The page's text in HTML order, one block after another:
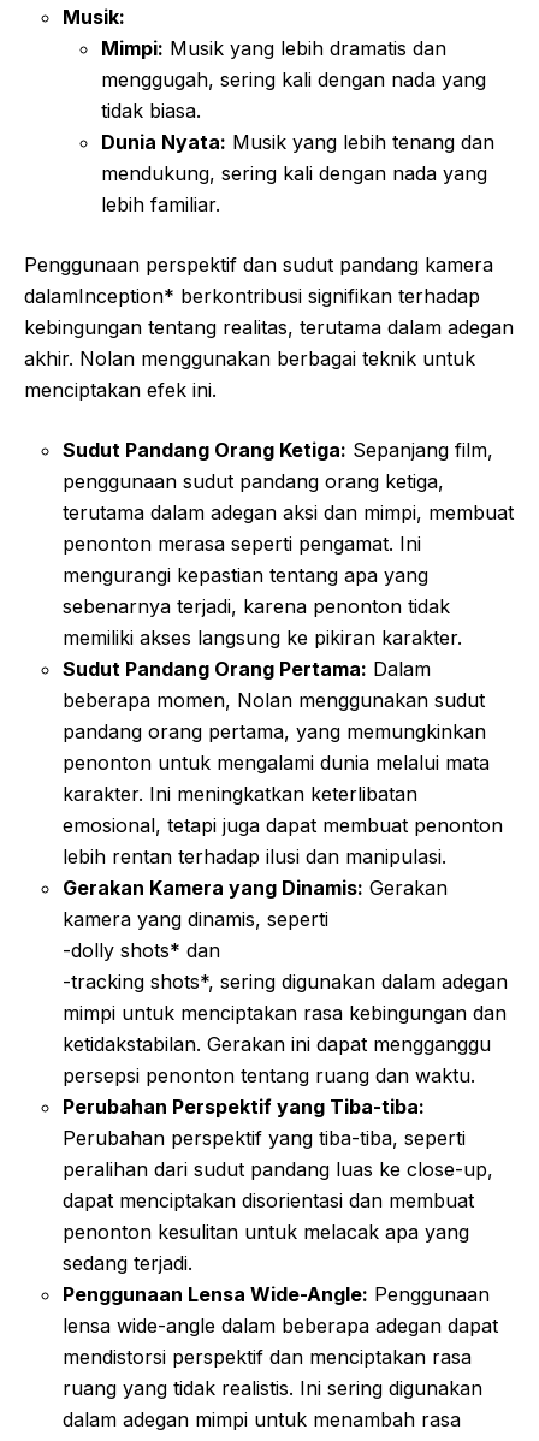
Musik:
Mimpi: Musik yang lebih dramatis dan
menggugah, sering kali dengan nada yang
tidak biasa.
Dunia Nyata: Musik yang lebih tenang dan
mendukung, sering kali dengan nada yang
lebih familiar.
Penggunaan perspektif dan sudut pandang kamera
dalamInception* berkontribusi signifikan terhadap
kebingungan tentang realitas, terutama dalam adegan
akhir. Nolan menggunakan berbagai teknik untuk
menciptakan efek ini.
Sudut Pandang Orang Ketiga: Sepanjang film,
penggunaan sudut pandang orang ketiga,
terutama dalam adegan aksi dan mimpi, membuat
penonton merasa seperti pengamat. Ini
mengurangi kepastian tentang apa yang
sebenarnya terjadi, karena penonton tidak
memiliki akses langsung ke pikiran karakter.
Sudut Pandang Orang Pertama: Dalam
beberapa momen, Nolan menggunakan sudut
pandang orang pertama, yang memungkinkan
penonton untuk mengalami dunia melalui mata
karakter. Ini meningkatkan keterlibatan
emosional, tetapi juga dapat membuat penonton
lebih rentan terhadap ilusi dan manipulasi.
Gerakan Kamera yang Dinamis: Gerakan
kamera yang dinamis, seperti
-dolly shots* dan
-tracking shots*, sering digunakan dalam adegan
mimpi untuk menciptakan rasa kebingungan dan
ketidakstabilan. Gerakan ini dapat mengganggu
persepsi penonton tentang ruang dan waktu.
Perubahan Perspektif yang Tiba-tiba:
Perubahan perspektif yang tiba-tiba, seperti
peralihan dari sudut pandang luas ke close-up,
dapat menciptakan disorientasi dan membuat
penonton kesulitan untuk melacak apa yang
sedang terjadi.
Penggunaan Lensa Wide-Angle: Penggunaan
lensa wide-angle dalam beberapa adegan dapat
mendistorsi perspektif dan menciptakan rasa
ruang yang tidak realistis. Ini sering digunakan
dalam adegan mimpi untuk menambah rasa